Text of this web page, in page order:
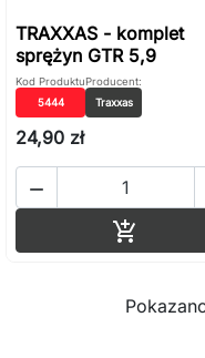
TRAXXAS - komplet
sprężyn GTR 5,9
Kod Produktu
5444
Producent:
Traxxas
24,90 zł

